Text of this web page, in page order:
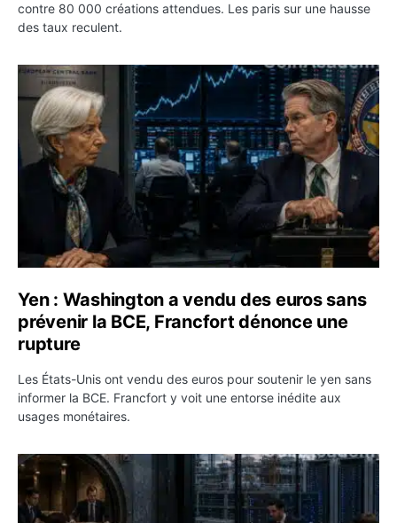
contre 80 000 créations attendues. Les paris sur une hausse
des taux reculent.
Yen : Washington a vendu des euros sans prévenir la
Yen : Washington a vendu des euros sans
prévenir la BCE, Francfort dénonce une
rupture
Les États-Unis ont vendu des euros pour soutenir le yen sans
informer la BCE. Francfort y voit une entorse inédite aux
usages monétaires.
Jane Street négocie le transfert de 11 milliards de